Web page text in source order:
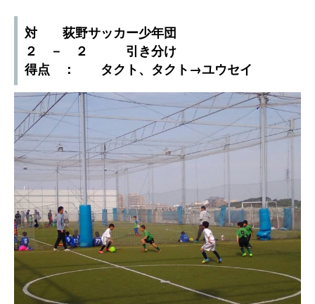
対 荻野サッカー少年団
２ － ２ 引き分け
得点 ： タクト、タクト→ユウセイ